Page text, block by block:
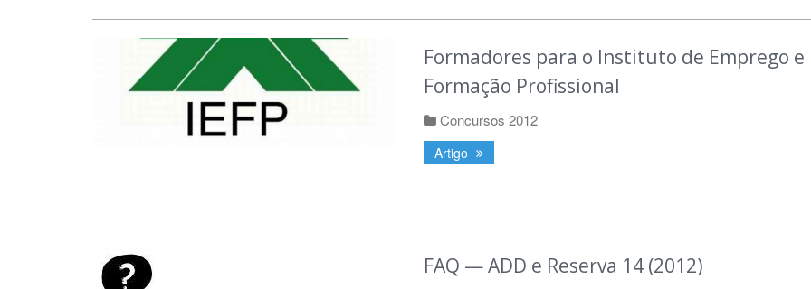
Formadores para o Instituto de Emprego e
Formação Profissional
Concursos 2012
Artigo
FAQ — ADD e Reserva 14 (2012)